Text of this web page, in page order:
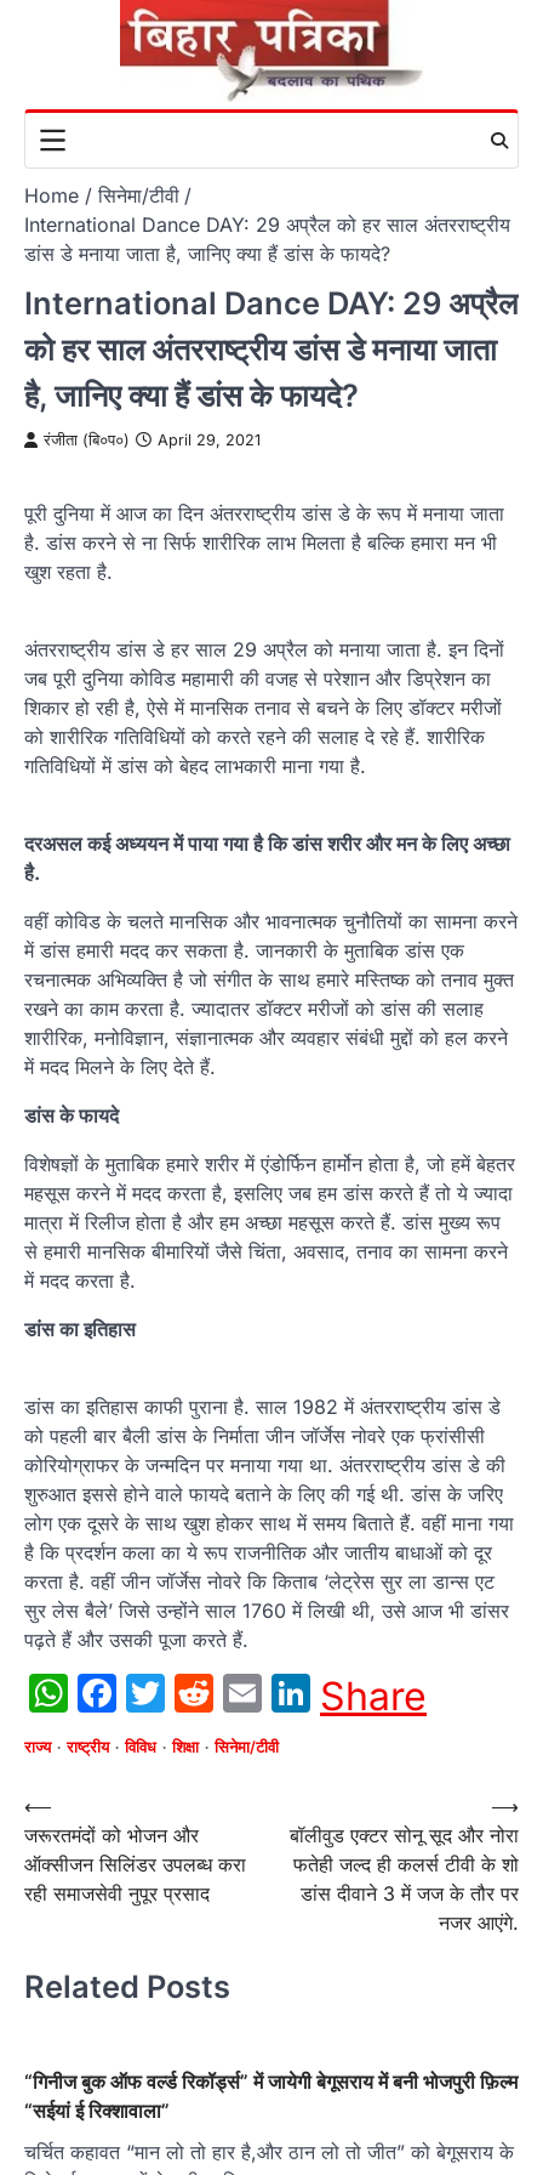
Home
सिनेमा/टीवी
International Dance DAY: 29 अप्रैल को हर साल अंतरराष्ट्रीय
डांस डे मनाया जाता है, जानिए क्या हैं डांस के फायदे?
International Dance DAY: 29 अप्रैल
को हर साल अंतरराष्ट्रीय डांस डे मनाया जाता
है, जानिए क्या हैं डांस के फायदे?
रंजीता (बि०प०) April 29, 2021
पूरी दुनिया में आज का दिन अंतरराष्ट्रीय डांस डे के रूप में मनाया जाता
है. डांस करने से ना सिर्फ शारीरिक लाभ मिलता है बल्कि हमारा मन भी
खुश रहता है.
अंतरराष्ट्रीय डांस डे हर साल 29 अप्रैल को मनाया जाता है. इन दिनों
जब पूरी दुनिया कोविड महामारी की वजह से परेशान और डिप्रेशन का
शिकार हो रही है, ऐसे में मानसिक तनाव से बचने के लिए डॉक्टर मरीजों
को शारीरिक गतिविधियों को करते रहने की सलाह दे रहे हैं. शारीरिक
गतिविधियों में डांस को बेहद लाभकारी माना गया है.
दरअसल कई अध्ययन में पाया गया है कि डांस शरीर और मन के लिए अच्छा
है.
वहीं कोविड के चलते मानसिक और भावनात्मक चुनौतियों का सामना करने
में डांस हमारी मदद कर सकता है. जानकारी के मुताबिक डांस एक
रचनात्मक अभिव्यक्ति है जो संगीत के साथ हमारे मस्तिष्क को तनाव मुक्त
रखने का काम करता है. ज्यादातर डॉक्टर मरीजों को डांस की सलाह
शारीरिक, मनोविज्ञान, संज्ञानात्मक और व्यवहार संबंधी मुद्दों को हल करने
में मदद मिलने के लिए देते हैं.
डांस के फायदे
विशेषज्ञों के मुताबिक हमारे शरीर में एंडोर्फिन हार्मोन होता है, जो हमें बेहतर
महसूस करने में मदद करता है, इसलिए जब हम डांस करते हैं तो ये ज्यादा
मात्रा में रिलीज होता है और हम अच्छा महसूस करते हैं. डांस मुख्य रूप
से हमारी मानसिक बीमारियों जैसे चिंता, अवसाद, तनाव का सामना करने
में मदद करता है.
डांस का इतिहास
डांस का इतिहास काफी पुराना है. साल 1982 में अंतरराष्ट्रीय डांस डे
को पहली बार बैली डांस के निर्माता जीन जॉर्जेस नोवरे एक फ्रांसीसी
कोरियोग्राफर के जन्मदिन पर मनाया गया था. अंतरराष्ट्रीय डांस डे की
शुरुआत इससे होने वाले फायदे बताने के लिए की गई थी. डांस के जरिए
लोग एक दूसरे के साथ खुश होकर साथ में समय बिताते हैं. वहीं माना गया
है कि प्रदर्शन कला का ये रूप राजनीतिक और जातीय बाधाओं को दूर
करता है. वहीं जीन जॉर्जेस नोवरे कि किताब ‘लेट्रेस सुर ला डान्स एट
सुर लेस बैले’ जिसे उन्होंने साल 1760 में लिखी थी, उसे आज भी डांसर
पढ़ते हैं और उसकी पूजा करते हैं.
WhatsApp
Facebook
Twitter
Reddit
EmailLinkedIn
Share
राज्य राष्ट्रीय विविध शिक्षा सिनेमा/टीवी
Post
navigation
⟵
जरूरतमंदों को भोजन और
ऑक्सीजन सिलिंडर उपलब्ध करा
रही समाजसेवी नुपूर प्रसाद
बॉलीवुड एक्टर सोनू सूद और नोरा
फतेही जल्द ही कलर्स टीवी के शो
डांस दीवाने 3 में जज के तौर पर
नजर आएंगे.
⟶
Related Posts
“गिनीज बुक ऑफ वर्ल्ड रिकॉर्ड्स” में जायेगी बेगूसराय में बनी भोजपुरी फ़िल्म
“सईयां ई रिक्शावाला”
चर्चित कहावत “मान लो तो हार है,और ठान लो तो जीत” को बेगूसराय के